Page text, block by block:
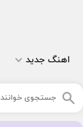
اهنگ جدید